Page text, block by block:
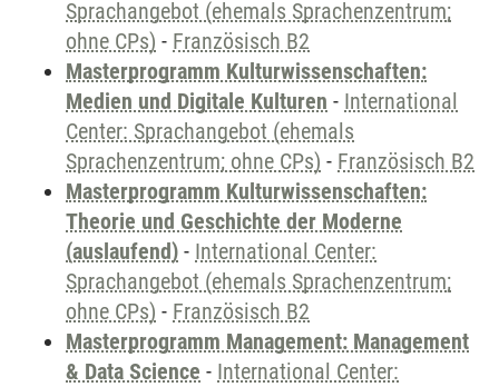
Sprachangebot (ehemals Sprachenzentrum;
ohne CPs) - Französisch B2
Masterprogramm Kulturwissenschaften:
Medien und Digitale Kulturen - International
Center: Sprachangebot (ehemals
Sprachenzentrum; ohne CPs) - Französisch B2
Masterprogramm Kulturwissenschaften:
Theorie und Geschichte der Moderne
(auslaufend) - International Center:
Sprachangebot (ehemals Sprachenzentrum;
ohne CPs) - Französisch B2
Masterprogramm Management: Management
& Data Science - International Center: